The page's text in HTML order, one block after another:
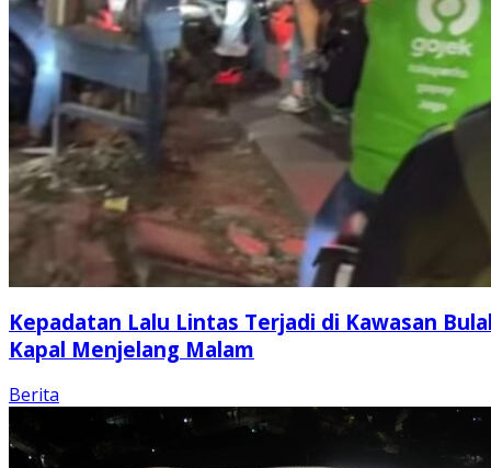
Kepadatan Lalu Lintas Terjadi di Kawasan
Kapal Menjelang Malam
Berita